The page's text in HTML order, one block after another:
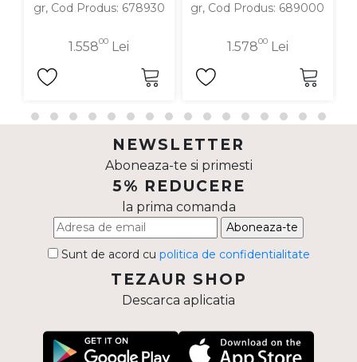
gr, Cod Produs: 678930
1.55800 Lei
gr, Cod Produs: 689000
1.57800Lei
NEWSLETTER
Aboneaza-te si primesti
5% REDUCERE
la prima comanda
Aboneaza-te
Sunt de acord cu politica de confidentialitate
TEZAUR SHOP
Descarca aplicatia